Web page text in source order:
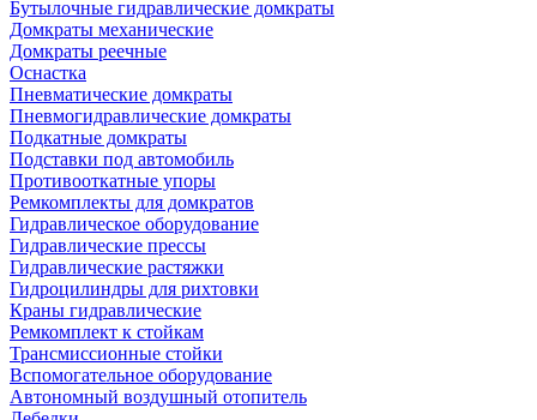
Бутылочные гидравлические домкраты
Домкраты механические
Домкраты реечные
Оснастка
Пневматические домкраты
Пневмогидравлические домкраты
Подкатные домкраты
Подставки под автомобиль
Противооткатные упоры
Ремкомплекты для домкратов
Гидравлическое оборудование
Гидравлические прессы
Гидравлические растяжки
Гидроцилиндры для рихтовки
Краны гидравлические
Ремкомплект к стойкам
Трансмиссионные стойки
Вспомогательное оборудование
Автономный воздушный отопитель